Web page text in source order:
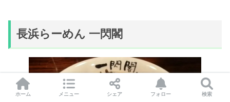
長浜らーめん 一閃閣
ホーム メニュー シェア フォロー 検索